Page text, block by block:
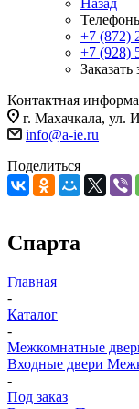
Назад
+7 (872)
+7 (928)
Заказать
Контактная
г. Махачкала, ул.
info@a-ie.ru
Поделиться
Спарта
Главная
-
Каталог
-
Межкомнатные
Входные двери
-
Под заказ